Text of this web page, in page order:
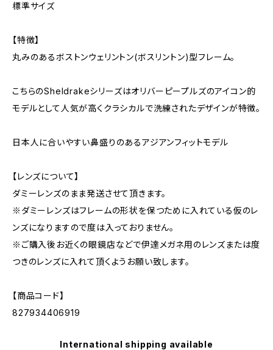
標準サイズ
【特徴】
丸みのあるボストンウェリントン(ボスリントン)型フレーム。
こちらのSheldrakeシリーズはオリバーピープルズのアイコン的
モデルとして人気が高くクラシカルで洗練されたデザインが特徴。
日本人に合いやすい鼻盛りのあるアジアンフィットモデル
【レンズについて】
ダミーレンズのまま発送させて頂きます。
※ダミーレンズはフレームの形状を保つために入れている仮のレ
ンズになりますので度は入っておりません。
※ご購入後お近くの眼鏡店などで伊達メガネ用のレンズまたは度
つきのレンズに入れて頂くようお願い致します。
【商品コード】
827934406919
International shipping available